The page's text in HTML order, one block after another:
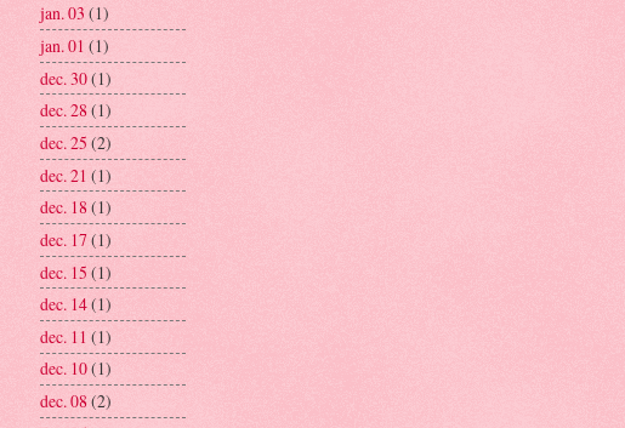
jan. 03 (1)
jan. 01 (1)
dec. 30(1)
dec. 28 (1)
dec. 25 (2)
dec. 21 (1)
dec. 18 (1)
dec. 17(1)
dec. 15 (1)
dec. 14(1)
dec. 11 (1)
dec. 10(1)
dec. 08 (2)